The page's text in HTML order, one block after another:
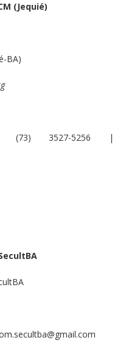
(Jequié)
BA)
(73) 3527-5256 |
gmail.com